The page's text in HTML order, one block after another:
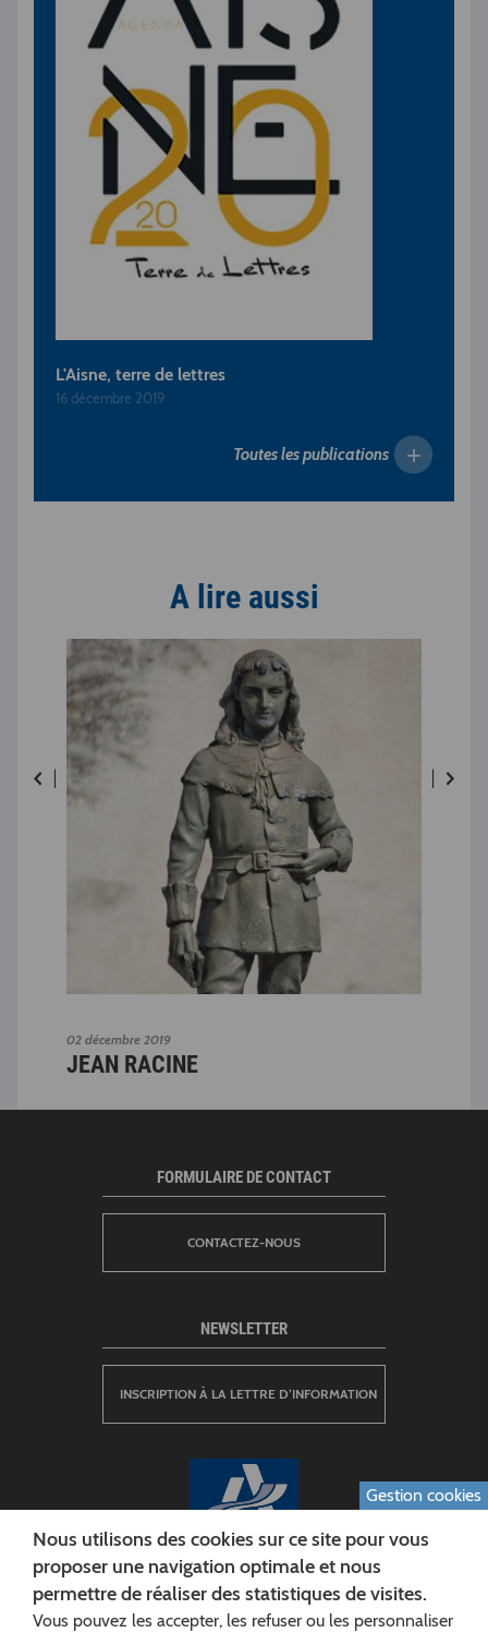
L'Aisne, terre de lettres
16 décembre 2019
Toutes les publications
A lire aussi
02 décembre 2019
JEAN RACINE
CONSEIL DÉPARTEMENTAL DE L'AISNE
FORMULAIRE DE CONTACT
CONTACTEZ-NOUS
NEWSLETTER
INSCRIPTION À LA LETTRE D’INFORMATION
Gestion cookies
Nous utilisons des cookies sur ce site pour vous
proposer une navigation optimale et nous
permettre de réaliser des statistiques de visites.
Vous pouvez les accepter, les refuser ou les personnaliser